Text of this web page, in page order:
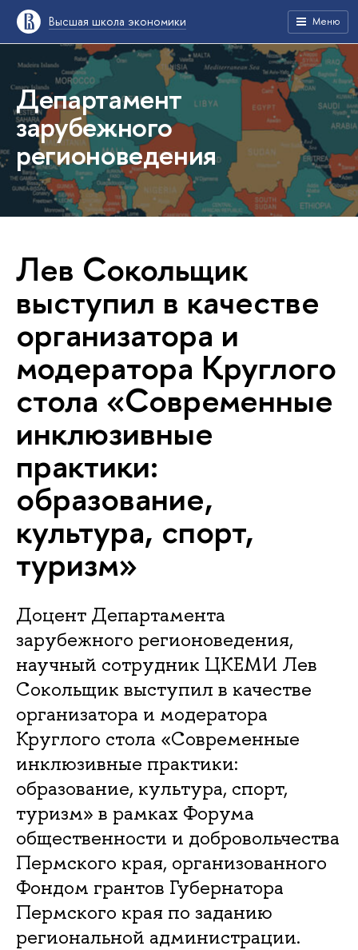
Высшая школа экономики Меню
Департамент
зарубежного
регионоведения
Лев Сокольщик
выступил в качестве
организатора и
модератора Круглого
стола «Современные
инклюзивные
практики:
образование,
культура, спорт,
туризм»
Доцент Департамента
зарубежного регионоведения,
научный сотрудник ЦКЕМИ Лев
Сокольщик выступил в качестве
организатора и модератора
Круглого стола «Современные
инклюзивные практики:
образование, культура, спорт,
туризм» в рамках Форума
общественности и добровольчества
Пермского края, организованного
Фондом грантов Губернатора
Пермского края по заданию
региональной администрации.